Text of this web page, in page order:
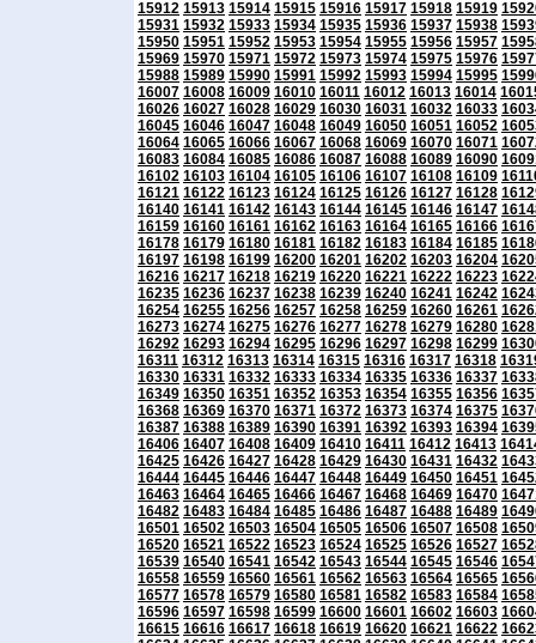
15912 15913 15914 15915 15916 15917 15918 15919
15931 15932 15933 15934 15935 15936 15937 15938
15950 15951 15952 15953 15954 15955 15956 15957
15969 15970 15971 15972 15973 15974 15975 15976
15988 15989 15990 15991 15992 15993 15994 15995
16007 16008 16009 16010 16011 16012 16013 16014
16026 16027 16028 16029 16030 16031 16032 16033
16045 16046 16047 16048 16049 16050 16051 16052
16064 16065 16066 16067 16068 16069 16070 16071
16083 16084 16085 16086 16087 16088 16089 16090
16102 16103 16104 16105 16106 16107 16108 16109
16121 16122 16123 16124 16125 16126 16127 16128
16140 16141 16142 16143 16144 16145 16146 16147
16159 16160 16161 16162 16163 16164 16165 16166
16178 16179 16180 16181 16182 16183 16184 16185
16197 16198 16199 16200 16201 16202 16203 16204
16216 16217 16218 16219 16220 16221 16222 16223
16235 16236 16237 16238 16239 16240 16241 16242
16254 16255 16256 16257 16258 16259 16260 16261
16273 16274 16275 16276 16277 16278 16279 16280
16292 16293 16294 16295 16296 16297 16298 16299
16311 16312 16313 16314 16315 16316 16317 16318
16330 16331 16332 16333 16334 16335 16336 16337
16349 16350 16351 16352 16353 16354 16355 16356
16368 16369 16370 16371 16372 16373 16374 16375
16387 16388 16389 16390 16391 16392 16393 16394
16406 16407 16408 16409 16410 16411 16412 16413
16425 16426 16427 16428 16429 16430 16431 16432
16444 16445 16446 16447 16448 16449 16450 16451
16463 16464 16465 16466 16467 16468 16469 16470
16482 16483 16484 16485 16486 16487 16488 16489
16501 16502 16503 16504 16505 16506 16507 16508
16520 16521 16522 16523 16524 16525 16526 16527
16539 16540 16541 16542 16543 16544 16545 16546
16558 16559 16560 16561 16562 16563 16564 16565
16577 16578 16579 16580 16581 16582 16583 16584
16596 16597 16598 16599 16600 16601 16602 16603
16615 16616 16617 16618 16619 16620 16621 16622